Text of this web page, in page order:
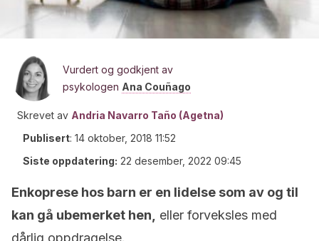
Vurdert og godkjent av
psykologen Ana Couñago
Skrevet av Andria Navarro Taño (Agetna)
Publisert: 14 oktober, 2018 11:52
Siste oppdatering: 22 desember, 2022 09:45
Enkoprese hos barn er en lidelse som av og til
kan gå ubemerket hen,
eller forveksles med
dårlig oppdragelse.